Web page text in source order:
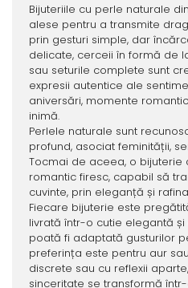
Bijuteriile cu perle naturale
alese pentru a transmite
prin gesturi simple, dar
delicate, cerceii în formă de
sau seturile complete sunt
expresii autentice ale
aniversări, momente
inimă.
Perlele naturale sunt
profund, asociat feminității,
Tocmai de aceea, o bijuterie
romantic firesc, capabil să
cuvinte, prin eleganță și
Fiecare bijuterie este
livrată într-o cutie elegantă
poată fi adaptată gusturilor
preferința este pentru aur
discrete sau cu reflexii
sinceritate se transformă